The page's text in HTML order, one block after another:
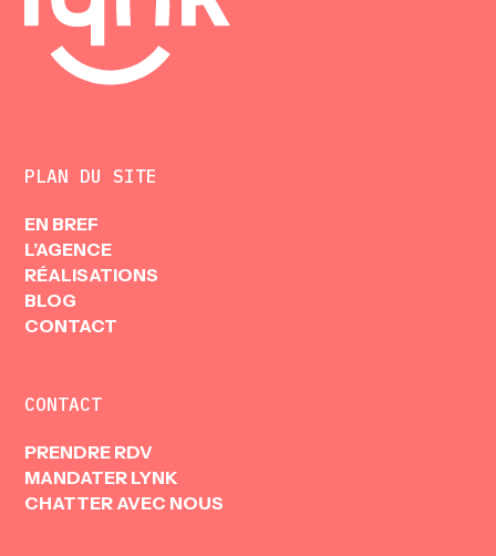
N
PLAN DU SITE
EN BREF
L’AGENCE
RÉALISATIONS
BLOG
CONTACT
CONTACT
PRENDRE RDV
MANDATER LYNK
CHATTER AVEC NOUS